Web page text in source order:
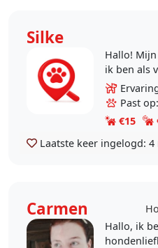
Silke
Hallo!
ik ben als
heb ik een
Momenteel
Past
€15
Laatste keer ingelogd: 4
Carmen
Hallo, ik